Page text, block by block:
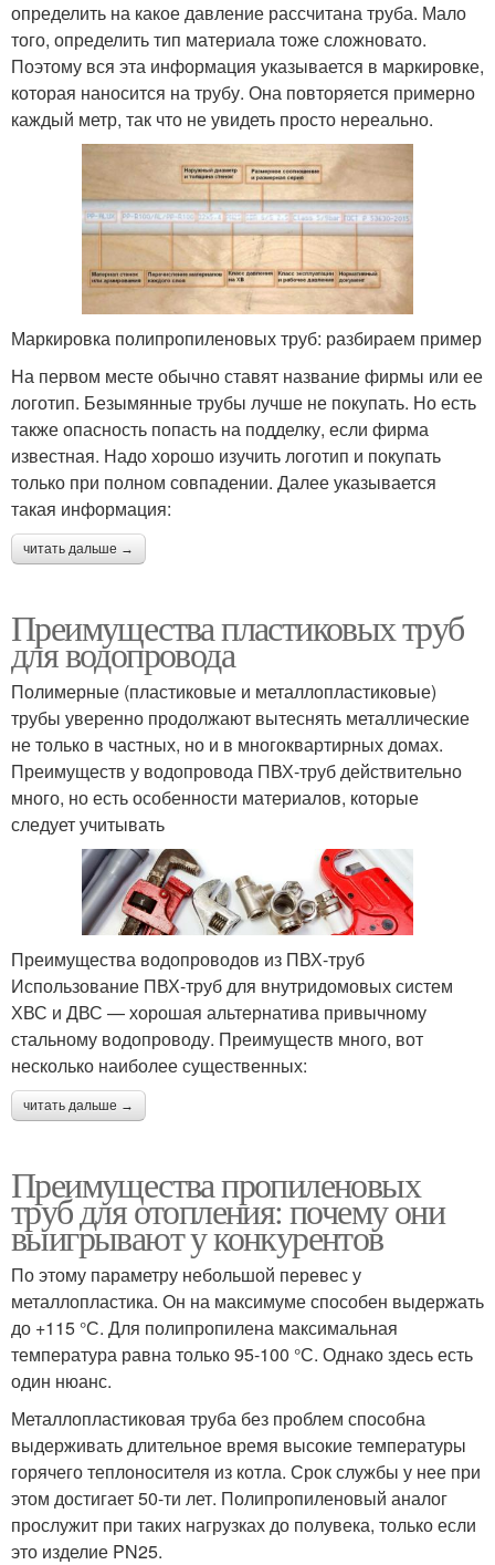
определить на какое давление рассчитана труба. Мало
того, определить тип материала тоже сложновато.
Поэтому вся эта информация указывается в маркировке,
которая наносится на трубу. Она повторяется примерно
каждый метр, так что не увидеть просто нереально.
Маркировка полипропиленовых труб: разбираем пример
На первом месте обычно ставят название фирмы или ее
логотип. Безымянные трубы лучше не покупать. Но есть
также опасность попасть на подделку, если фирма
известная. Надо хорошо изучить логотип и покупать
только при полном совпадении. Далее указывается
такая информация:
читать дальше →
Преимущества пластиковых труб
для водопровода
Полимерные (пластиковые и металлопластиковые)
трубы уверенно продолжают вытеснять металлические
не только в частных, но и в многоквартирных домах.
Преимуществ у водопровода ПВХ-труб действительно
много, но есть особенности материалов, которые
следует учитывать
Преимущества водопроводов из ПВХ-труб
Использование ПВХ-труб для внутридомовых систем
ХВС и ДВС — хорошая альтернатива привычному
стальному водопроводу. Преимуществ много, вот
несколько наиболее существенных:
читать дальше →
Преимущества пропиленовых
труб для отопления: почему они
выигрывают у конкурентов
По этому параметру небольшой перевес у
металлопластика. Он на максимуме способен выдержать
до +115 °С. Для полипропилена максимальная
температура равна только 95-100 °С. Однако здесь есть
один нюанс.
Металлопластиковая труба без проблем способна
выдерживать длительное время высокие температуры
горячего теплоносителя из котла. Срок службы у нее при
этом достигает 50-ти лет. Полипропиленовый аналог
прослужит при таких нагрузках до полувека, только если
это изделие PN25.